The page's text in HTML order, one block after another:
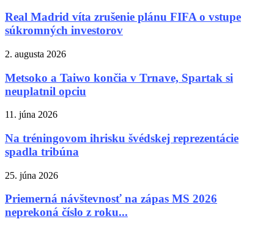
Real Madrid víta zrušenie plánu FIFA o vstupe
súkromných investorov
2. augusta 2026
Metsoko a Taiwo končia v Trnave, Spartak si
neuplatnil opciu
11. júna 2026
Na tréningovom ihrisku švédskej reprezentácie
spadla tribúna
25. júna 2026
Priemerná návštevnosť na zápas MS 2026
neprekoná číslo z roku...